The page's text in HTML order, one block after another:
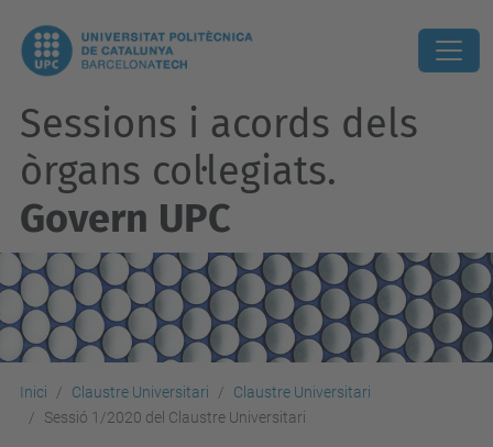
Sessions i acords dels
òrgans col·legiats.
Govern UPC
Inici Claustre Universitari
Claustre Universitari
Sessió 1/2020 del Claustre Universitari